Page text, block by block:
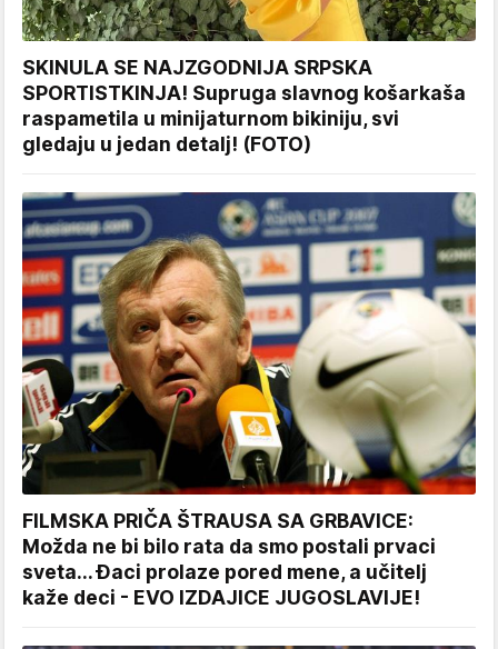
SKINULA SE NAJZGODNIJA SRPSKA
SPORTISTKINJA! Supruga slavnog košarkaša
raspametila u minijaturnom bikiniju, svi
gledaju u jedan detalj! (FOTO)
FILMSKA PRIČA ŠTRAUSA SA GRBAVICE:
Možda ne bi bilo rata da smo postali prvaci
sveta... Đaci prolaze pored mene, a učitelj
kaže deci - EVO IZDAJICE JUGOSLAVIJE!